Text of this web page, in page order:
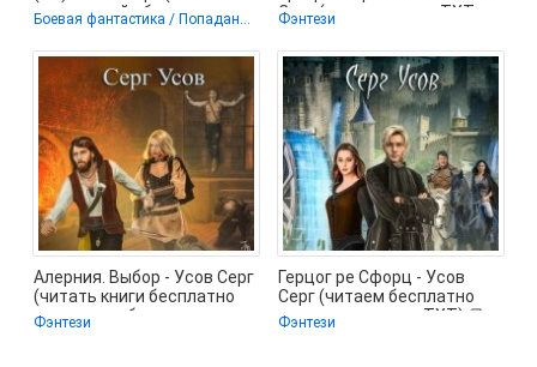
книги онлайн бесплатно
Боевая фантастика / Попаданцы / Фэнтези
Серг (читаем книги .TXT,
Фэнтези
Алерния. Выбор - Усов Серг
(читать книги бесплатно
полностью без
Фэнтези
Герцог ре Сфорц - Усов
Серг (читаем бесплатно
книги полностью .TXT) 📗
Фэнтези